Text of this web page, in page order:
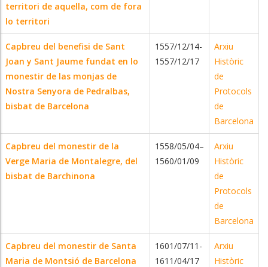
territori de aquella, com de fora
lo territori
Capbreu del benefisi de Sant
Joan y Sant Jaume fundat en lo
monestir de las monjas de
Nostra Senyora de Pedralbas,
bisbat de Barcelona
1557/12/14-
1557/12/17
Arxiu
Històric
de
Protocols
de
Barcelona
Capbreu del monestir de la
Verge Maria de Montalegre, del
bisbat de Barchinona
1558/05/04–
1560/01/09
Arxiu
Històric
de
Protocols
de
Barcelona
Capbreu del monestir de Santa
Maria de Montsió de Barcelona
1601/07/11-
1611/04/17
Arxiu
Històric